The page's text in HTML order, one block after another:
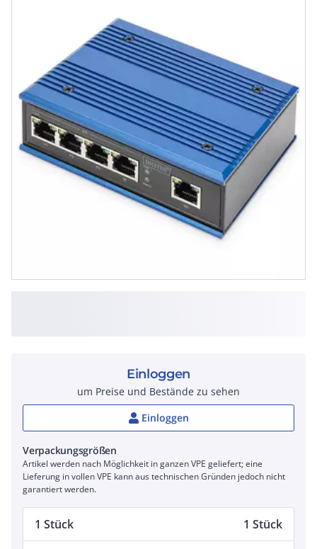
Einloggen
um Preise und Bestände zu sehen
Einloggen
Verpackungsgrößen
Artikel werden nach Möglichkeit in ganzen VPE geliefert; eine
Lieferung in vollen VPE kann aus technischen Gründen jedoch nicht
garantiert werden.
1 Stück 1 Stück